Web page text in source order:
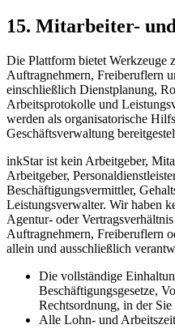
15. Mitarbeiter-
Die Plattform bietet Werkzeuge
Auftragnehmern, Freiberuflern
einschließlich Dienstplanung,
Arbeitsprotokolle und
werden als organisatorische
Geschäftsverwaltung
inkStar ist kein Arbeitgeber,
Arbeitgeber,
Beschäftigungsvermittler,
Leistungsverwalter. Wir haben
Agentur- oder
Auftragnehmern, Freiberuflern
allein und ausschließlich
Die vollständige
Beschäftigungsgesetze,
Rechtsordnung, in der Sie
Alle Lohn- und